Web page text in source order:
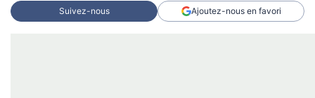
Suivez-nous Ajoutez-nous en favori